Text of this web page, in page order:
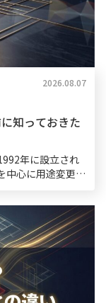
2026.08.07
知っておきた
年に設立され
中心に用途変更や
会社によ […]